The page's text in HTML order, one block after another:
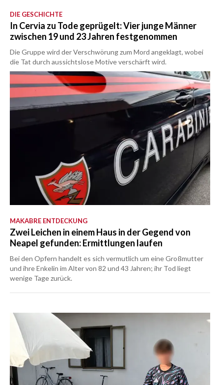
DIE GESCHICHTE
In Cervia zu Tode geprügelt: Vier junge Männer
zwischen 19 und 23 Jahren festgenommen
Die Gruppe wird der Verschwörung zum Mord angeklagt, wobei
die Tat durch aussichtslose Motive verschärft wird.
MAKABRE ENTDECKUNG
Zwei Leichen in einem Haus in der Gegend von
Neapel gefunden: Ermittlungen laufen
Bei den Opfern handelt es sich vermutlich um eine Großmutter
und ihre Enkelin im Alter von 82 und 43 Jahren; ihr Tod liegt
wenige Tage zurück.